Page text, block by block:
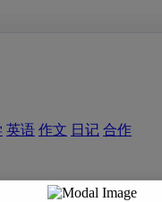
英语 作文 日记 合作